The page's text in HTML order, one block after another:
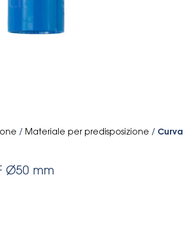
/ Materiale per predisposizione / Curva
Ø50 mm